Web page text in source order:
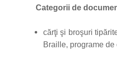
Categorii de
cărţi şi broşuri
Braille, programe